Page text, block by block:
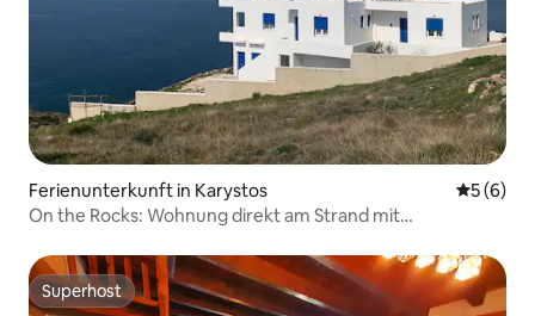
Ferienunterkunft in Karystos
5 (6)
On the Rocks: Wohnung direkt am Strand mit
Superhost
Superhost